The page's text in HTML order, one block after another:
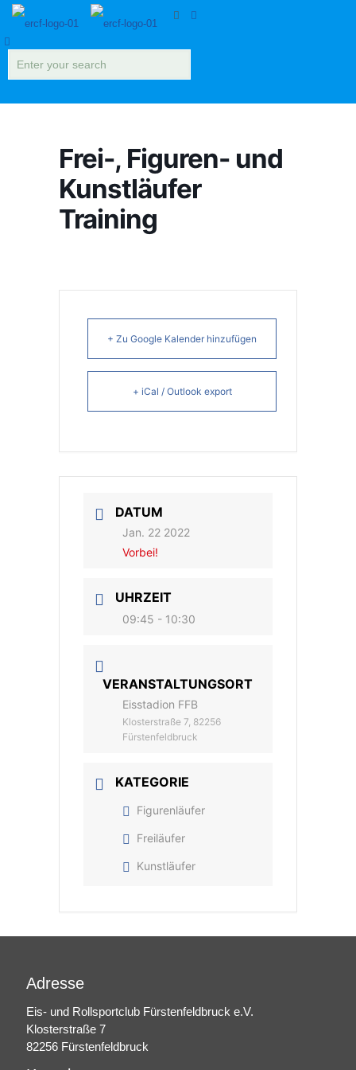
Frei-, Figuren- und
Kunstläufer
Training
+ Zu Google Kalender hinzufügen
+ iCal / Outlook export
DATUM
Jan. 22 2022
Vorbei!
UHRZEIT
09:45 - 10:30
VERANSTALTUNGSORT
Eisstadion FFB
Klosterstraße 7, 82256
Fürstenfeldbruck
KATEGORIE
Figurenläufer
Freiläufer
Kunstläufer
Adresse
Eis- und Rollsportclub Fürstenfeldbruck e.V.
Klosterstraße 7
82256 Fürstenfeldbruck